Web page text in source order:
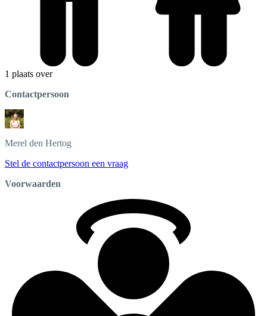
1 plaats over
Contactpersoon
Merel den Hertog
Stel de contactpersoon een vraag
Voorwaarden